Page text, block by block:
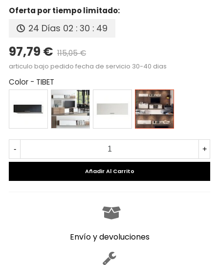
Oferta por tiempo limitado:
24 Días 02 : 30 : 48
97,79 € 115,05 €
articulo bajo pedido fecha de servicio 30-40 dias
Color - TIBET
BLANCO/PIZARRACAMBRIAN/BLANCO TIBET
- +
Añadir Al Carrito
Envío y devoluciones